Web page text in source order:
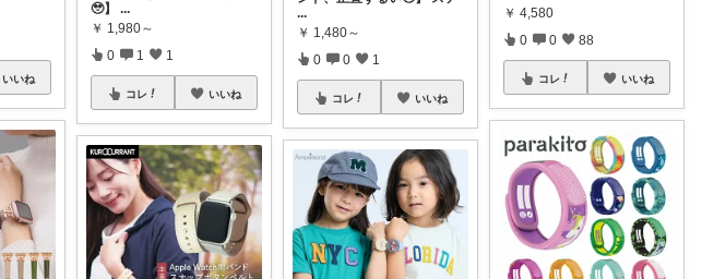
いいね
🥹】
...
￥ 1,980～
0 1 1
コレ いいね
...
￥ 1,480～
0 0 1
コレ いいね
￥ 4,580
0 0 88
コレ いいね